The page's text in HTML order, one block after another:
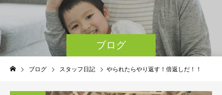
ブログ
ブログ スタッフ日記 やられたらやり返す！倍返しだ！！